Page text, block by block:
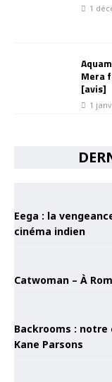
1
Mera
[avis]
1
Eega : la
cinéma indien
Catwoman – À
Backrooms :
Kane Parsons